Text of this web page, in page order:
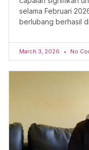
selama Februari
berlubang berhasil
March 3, 2026 No